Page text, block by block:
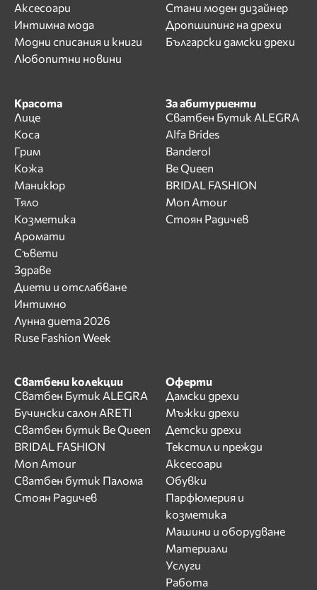
Аксесоари
Интимна мода
Модни списания и книги
Любопитни новини
Стани моден дизайнер
Дропшипинг на дрехи
Български дамски дрехи
Красота
Лице
Коса
Грим
Кожа
Маникюр
Тяло
Козметика
Аромати
Съвети
Здраве
Диети и отслабване
Интимно
Лунна диета 2026
Ruse Fashion Week
За абитуриенти
Сватбен Бутик ALEGRA
Alfa Brides
Banderol
Be Queen
BRIDAL FASHION
Mon Amour
Стоян Радичев
Сватбени колекции
Сватбен Бутик ALEGRA
Бучински салон ARETI
Сватбен бутик Be Queen
BRIDAL FASHION
Mon Amour
Сватбен бутик Палома
Стоян Радичев
Оферти
Дамски дрехи
Мъжки дрехи
Детски дрехи
Текстил и прежди
Аксесоари
Обувки
Парфюмерия и
козметика
Машини и оборудване
Материали
Услуги
Работа